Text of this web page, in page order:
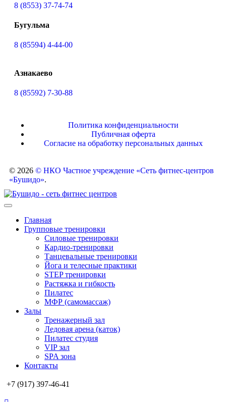
8 (8553) 37-74-74
Бугульма
8 (85594) 4‑44-00
Азнакаево
8 (85592) 7-30-88
© 2026 © НКО Частное учреждение «Сеть фитнес-центров
«Бушидо».
Политика конфиденциальности
Публичная оферта
Согласие на обработку персональных данных
Главная
Групповые тренировки
Силовые тренировки
Кардио-тренировки
Танцевальные тренировки
Йога и телесные практики
STEP тренировки
Растяжка и гибкость
Пилатес
МФР (самомассаж)
Залы
Тренажерный зал
Ледовая арена (каток)
Пилатес студия
VIP зал
SPA зона
Контакты
+7 (917) 397-46-41